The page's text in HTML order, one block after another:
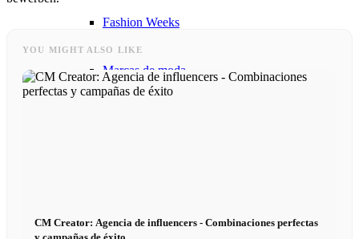
Fashion Weeks
Marcas de moda
YOU MIGHT ALSO LIKE
CM Creator: Agencia de influencers - Combinaciones perfectas